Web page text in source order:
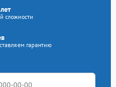
сложности
гарантию